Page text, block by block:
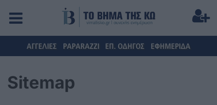
ΑΓΓΕΛΙΕΣ PAPARAZZI ΕΠ. ΟΔΗΓΟΣ ΕΦΗΜΕΡΙΔΑ
Sitemap